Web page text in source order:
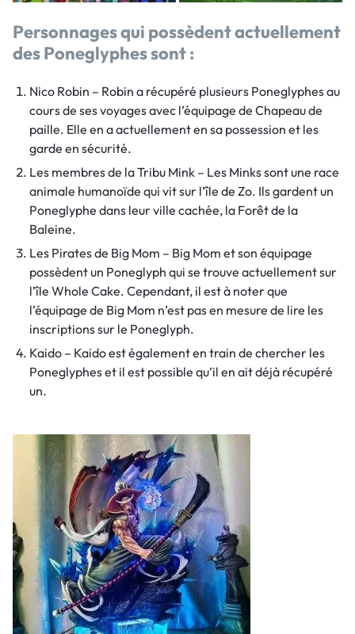
Personnages qui possèdent actuellement
des Poneglyphes sont :
Nico Robin – Robin a récupéré plusieurs Poneglyphes au
cours de ses voyages avec l’équipage de Chapeau de
paille. Elle en a actuellement en sa possession et les
garde en sécurité.
Les membres de la Tribu Mink – Les Minks sont une race
animale humanoïde qui vit sur l’île de Zo. Ils gardent un
Poneglyphe dans leur ville cachée, la Forêt de la
Baleine.
Les Pirates de Big Mom – Big Mom et son équipage
possèdent un Poneglyph qui se trouve actuellement sur
l’île Whole Cake. Cependant, il est à noter que
l’équipage de Big Mom n’est pas en mesure de lire les
inscriptions sur le Poneglyph.
Kaido – Kaido est également en train de chercher les
Poneglyphes et il est possible qu’il en ait déjà récupéré
un.